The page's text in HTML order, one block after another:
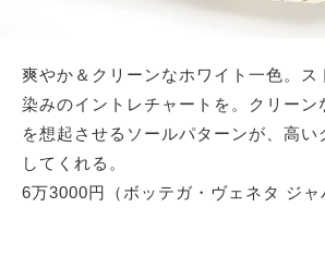
爽やか＆クリーンなホワイト一色。ス
染みのイントレチャートを。クリーン
を想起させるソールパターンが、高い
してくれる。
6万3000円（ボッテガ・ヴェネタ ジャ